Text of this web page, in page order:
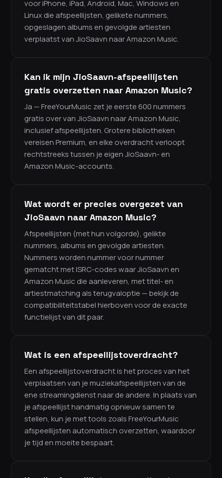
voor iPhone, iPad, Android, Mac, Windows en
Linux die afspeellijsten, gelikete nummers,
opgeslagen albums en gevolgde artiesten
verplaatst van JioSaavn naar Amazon Music.
Kan ik mijn JioSaavn-afspeellijsten
gratis overzetten naar Amazon Music?
Ja — FreeYourMusic zet je eerste 600 nummers
gratis over van JioSaavn naar Amazon Music,
inclusief afspeellijsten. Grotere bibliotheken
vereisen Premium, en elke overdracht verloopt
rechtstreeks tussen je eigen JioSaavn- en
Amazon Music-accounts.
Wat wordt er precies overgezet van
JioSaavn naar Amazon Music?
Afspeellijsten (met hun volgorde), gelikte
nummers, albums en gevolgde artiesten.
Nummers worden nummer voor nummer
gematcht met ISRC-codes waar JioSaavn en
Amazon Music die aanleveren, met titel- en
artiestmatching als terugvaloptie — bekijk de
compatibiliteitstabel hierboven voor de exacte
functielijst van dit paar.
Wat is een afspeellijstoverdracht?
Een afspeellijstoverdracht is het proces van het
verplaatsen van je muziekafspeellijsten van de
ene streamingdienst naar de andere. In plaats van
je afspeellijst handmatig opnieuw samen te
stellen, kun je met tools zoals FreeYourMusic
afspeellijsten automatisch overzetten, waardoor
je tijd en moeite bespaart.